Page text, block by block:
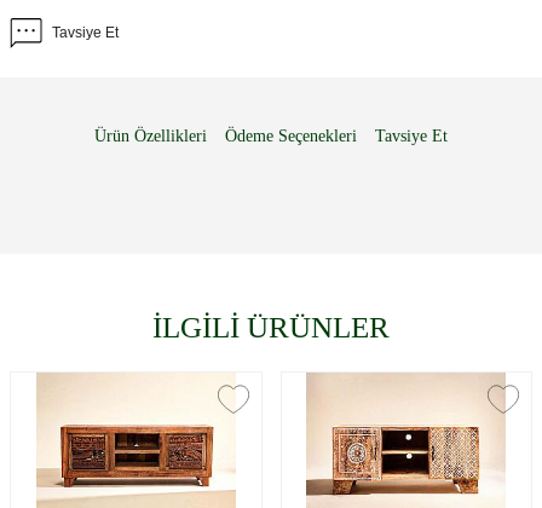
Tavsiye Et
Ürün Özellikleri Ödeme Seçenekleri Tavsiye Et
İLGİLİ ÜRÜNLER